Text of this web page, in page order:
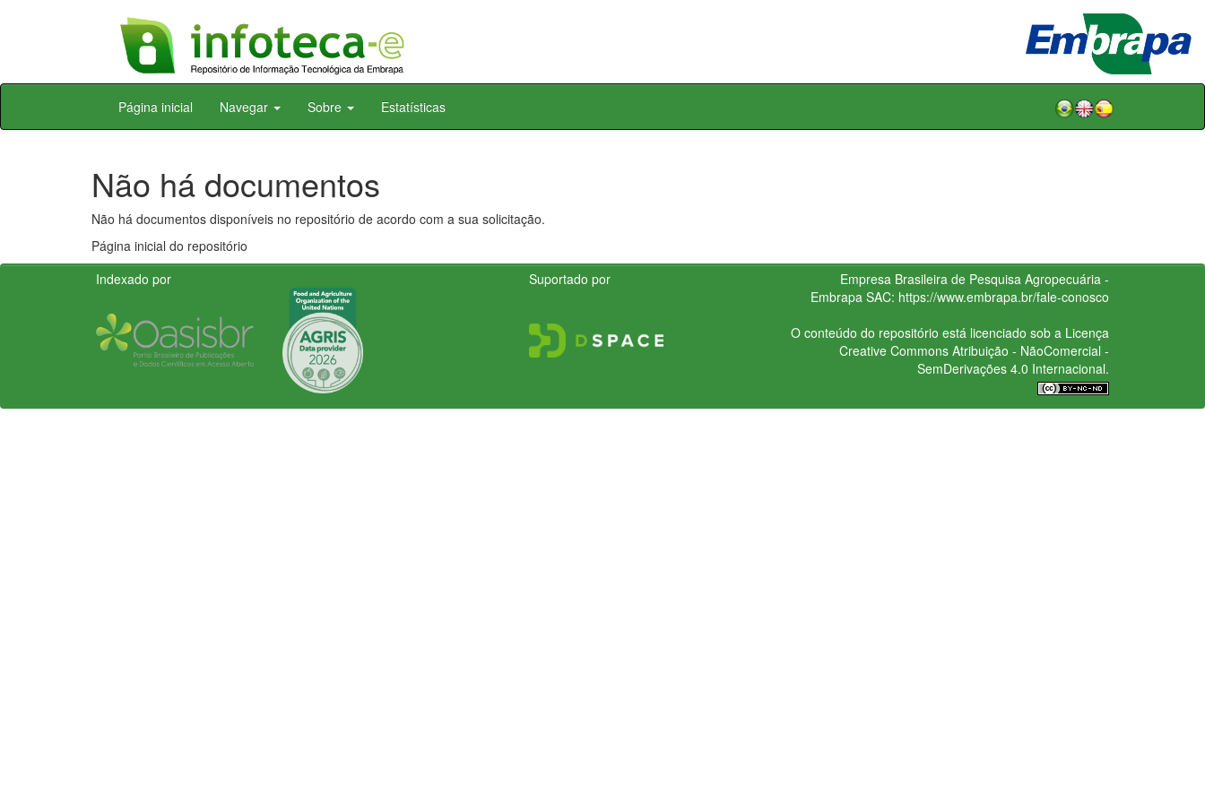
Skip
Página inicial Navegar Sobre Estatísticas
Não há documentos
Não há documentos disponíveis no repositório de acordo com a sua solicitação.
Página inicial do repositório
Indexado por
Suportado por
Empresa Brasileira de Pesquisa Agropecuária -
Embrapa SAC: https://www.embrapa.br/fale-conosco
O conteúdo do repositório está licenciado sob a Licença
Creative CommonsAtribuição - NãoComercial -
SemDerivações 4.0 Internacional.